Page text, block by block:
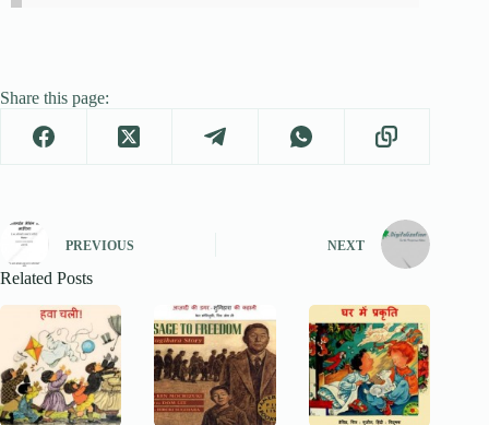
Share this page:
PREVIOUS NEXT
Related Posts